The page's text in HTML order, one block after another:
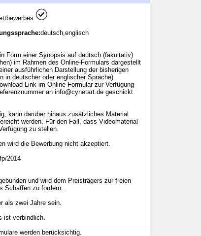
deutsch,englisch
Form einer Synopsis auf deutsch (fakultativ)
im Rahmen des Online-Formulars dargestellt
ausführlichen Darstellung der bisherigen
in deutscher oder englischer Sprache)
Link im Online-Formular zur Verfügung
an info@cynetart.de geschickt
kann darüber hinaus zusätzliches Material
werden. Für den Fall, dass Videomaterial
zu stellen.
wird die Bewerbung nicht akzeptiert.
2014
und wird dem Preisträgers zur freien
Schaffen zu fördern.
als zwei Jahre sein.
ist verbindlich.
werden berücksichtig.